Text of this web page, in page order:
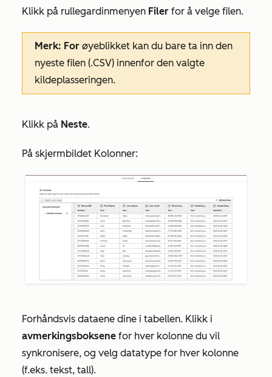
Klikk på rullegardinmenyen Filer for å velge filen.
Merk: For øyeblikket kan du bare ta inn den
nyeste filen (.CSV) innenfor den valgte
kildeplasseringen.
Klikk på Neste.
På skjermbildet Kolonner:
Forhåndsvis dataene dine i tabellen. Klikk i
avmerkingsboksene for hver kolonne du vil
synkronisere, og velg datatype for hver kolonne
(f.eks. tekst, tall).